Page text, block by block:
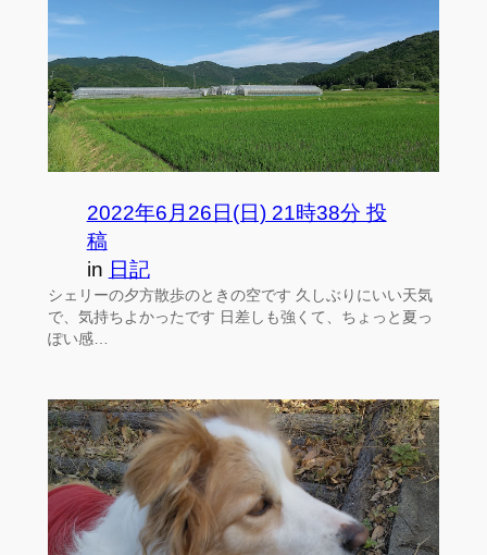
2022年6月26日(日) 21時38分 投
稿
in 日記
シェリーの夕方散歩のときの空です 久しぶりにいい天気
で、気持ちよかったです 日差しも強くて、ちょっと夏っ
ぽい感…